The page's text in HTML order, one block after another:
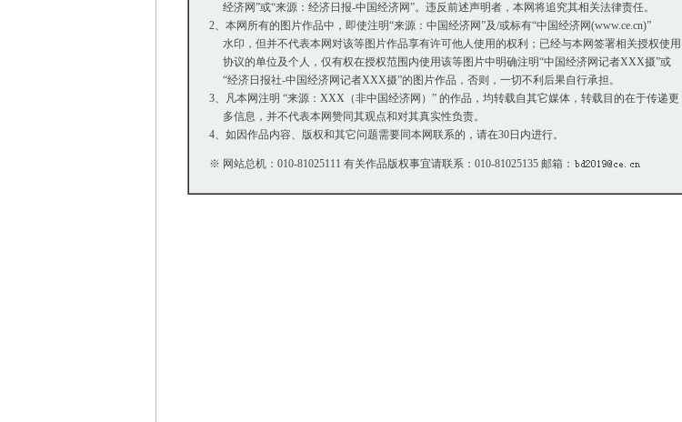
经济网”或“来源：经济日报-中国经济网”。违反前述声明者，本网将追究其相关法律责任。
2、本网所有的图片作品中，即使注明“来源：中国经济网”及/或标有“中国经济网(www.ce.cn)”
水印，但并不代表本网对该等图片作品享有许可他人使用的权利；已经与本网签署相关授权使用
协议的单位及个人，仅有权在授权范围内使用该等图片中明确注明“中国经济网记者XXX摄”或
“经济日报社-中国经济网记者XXX摄”的图片作品，否则，一切不利后果自行承担。
3、凡本网注明 “来源：XXX（非中国经济网）” 的作品，均转载自其它媒体，转载目的在于传递更
多信息，并不代表本网赞同其观点和对其真实性负责。
4、如因作品内容、版权和其它问题需要同本网联系的，请在30日内进行。
※ 网站总机：010-81025111 有关作品版权事宜请联系：010-81025135 邮箱：